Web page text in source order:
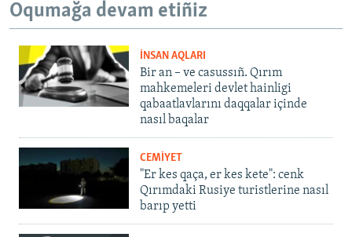
Oqumağa devam etiñiz
İNSAN AQLARI
Bir an – ve casussıñ. Qırım
mahkemeleri devlet hainligi
qabaatlavlarını daqqalar içinde
nasıl baqalar
CEMİYET
"Er kes qaça, er kes kete": cenk
Qırımdaki Rusiye turistlerine nasıl
barıp yetti